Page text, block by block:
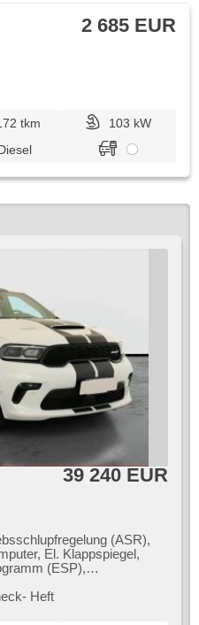
2 685 EUR
tkm
103 kW
39 240 EUR
(ASR),
El. Klappspiegel,
(ESP),
Heft